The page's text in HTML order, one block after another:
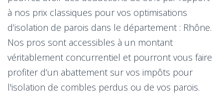
à nos prix classiques pour vos optimisations
d’isolation de parois dans le département : Rhône.
Nos pros sont accessibles à un montant
véritablement concurrentiel et pourront vous faire
profiter d’un abattement sur vos impôts pour
l'isolation de combles perdus ou de vos parois.